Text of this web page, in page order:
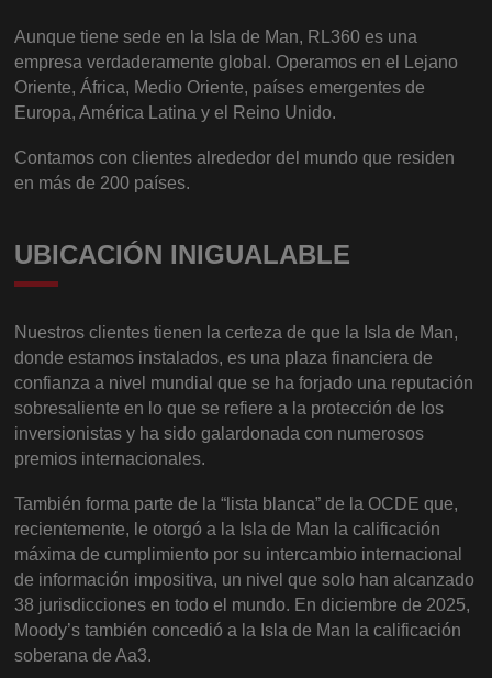
Aunque tiene sede en la Isla de Man, RL360 es una
empresa verdaderamente global. Operamos en el Lejano
Oriente, África, Medio Oriente, países emergentes de
Europa, América Latina y el Reino Unido.
Contamos con clientes alrededor del mundo que residen
en más de 200 países.
UBICACIÓN INIGUALABLE
Nuestros clientes tienen la certeza de que la Isla de Man,
donde estamos instalados, es una plaza financiera de
confianza a nivel mundial que se ha forjado una reputación
sobresaliente en lo que se refiere a la protección de los
inversionistas y ha sido galardonada con numerosos
premios internacionales.
También forma parte de la “lista blanca” de la OCDE que,
recientemente, le otorgó a la Isla de Man la calificación
máxima de cumplimiento por su intercambio internacional
de información impositiva, un nivel que solo han alcanzado
38 jurisdicciones en todo el mundo. En diciembre de 2025,
Moody’s también concedió a la Isla de Man la calificación
soberana de Aa3.